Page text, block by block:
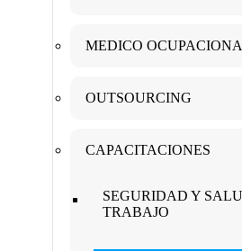
MEDICO
OUTSOURCING
CAPACITACIONES
SEGURIDAD Y
TRABAJO